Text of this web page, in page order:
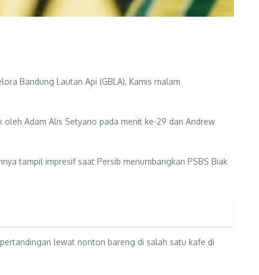
Bandung Lautan Api (GBLA), Kamis malam
Adam Alis Setyano pada menit ke-29 dan Andrew
tampil impresif saat Persib menumbangkan PSBS Biak
lewat nonton bareng di salah satu kafe di